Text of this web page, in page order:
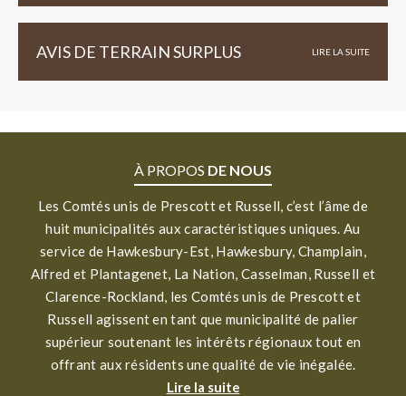
AVIS DE TERRAIN SURPLUS LIRE LA SUITE
À PROPOS DE NOUS
Les Comtés unis de Prescott et Russell, c’est l’âme de
huit municipalités aux caractéristiques uniques. Au
service de Hawkesbury-Est, Hawkesbury, Champlain,
Alfred et Plantagenet, La Nation, Casselman, Russell et
Clarence-Rockland, les Comtés unis de Prescott et
Russell agissent en tant que municipalité de palier
supérieur soutenant les intérêts régionaux tout en
offrant aux résidents une qualité de vie inégalée.
Lire la suite